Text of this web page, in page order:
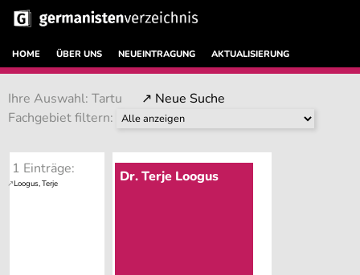
HOME ÜBER UNS NEUEINTRAGUNG AKTUALISIERUNG
Ihre Auswahl: Tartu
↗ Neue Suche
Fachgebiet filtern:
1 Einträge: Dr. Terje Loogus